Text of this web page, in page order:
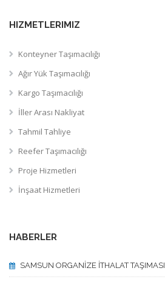
HIZMETLERIMIZ
Konteyner Taşımacılığı
Ağır Yük Taşımacılığı
Kargo Taşımacılığı
İller Arası Nakliyat
Tahmil Tahliye
Reefer Taşımacılığı
Proje Hizmetleri
İnşaat Hizmetleri
HABERLER
SAMSUN ORGANİZE İTHALAT TAŞIMASI